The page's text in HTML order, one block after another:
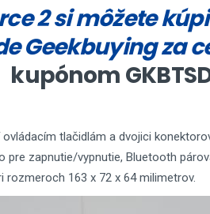
2 si môžete
Geekbuying za
kupónom
tlačidlám a dvojici
pre zapnutie/vypnutie, Bluetooth
rozmeroch 163 x 72 x 64 milimetrov.